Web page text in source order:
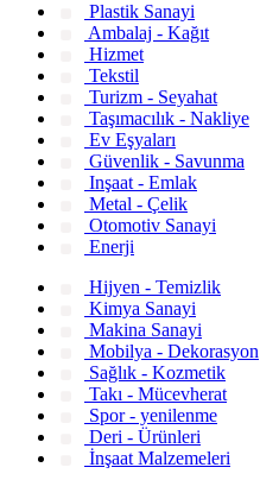
Plastik Sanayi
Ambalaj - Kağıt
Hizmet
Tekstil
Turizm - Seyahat
Taşımacılık - Nakliye
Ev Eşyaları
Güvenlik - Savunma
Inşaat - Emlak
Metal - Çelik
Otomotiv Sanayi
Enerji
Hijyen - Temizlik
Kimya Sanayi
Makina Sanayi
Mobilya - Dekorasyon
Sağlık - Kozmetik
Takı - Mücevherat
Spor - yenilenme
Deri - Ürünleri
İnşaat Malzemeleri